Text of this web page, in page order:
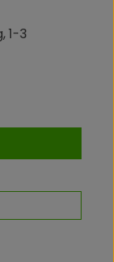
1-3